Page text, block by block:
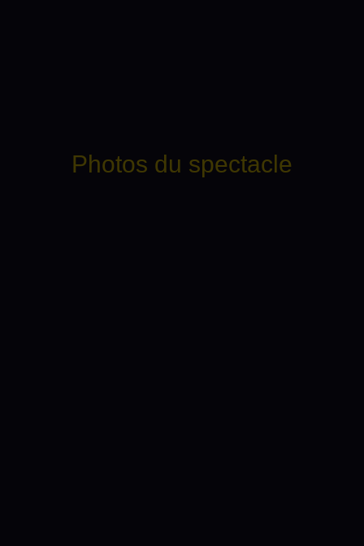
Photos du spectacle